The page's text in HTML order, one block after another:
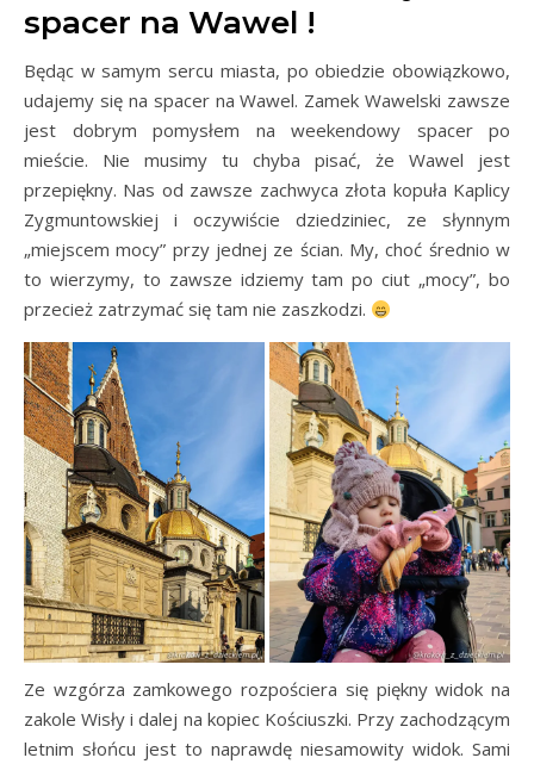
spacer na Wawel !
Będąc w samym sercu miasta, po obiedzie obowiązkowo,
udajemy się na spacer na Wawel. Zamek Wawelski zawsze
jest dobrym pomysłem na weekendowy spacer po
mieście. Nie musimy tu chyba pisać, że Wawel jest
przepiękny. Nas od zawsze zachwyca złota kopuła Kaplicy
Zygmuntowskiej i oczywiście dziedziniec, ze słynnym
„miejscem mocy” przy jednej ze ścian. My, choć średnio w
to wierzymy, to zawsze idziemy tam po ciut „mocy”, bo
przecież zatrzymać się tam nie zaszkodzi.
Ze wzgórza zamkowego rozpościera się piękny widok na
zakole Wisły i dalej na kopiec Kościuszki. Przy zachodzącym
letnim słońcu jest to naprawdę niesamowity widok. Sami